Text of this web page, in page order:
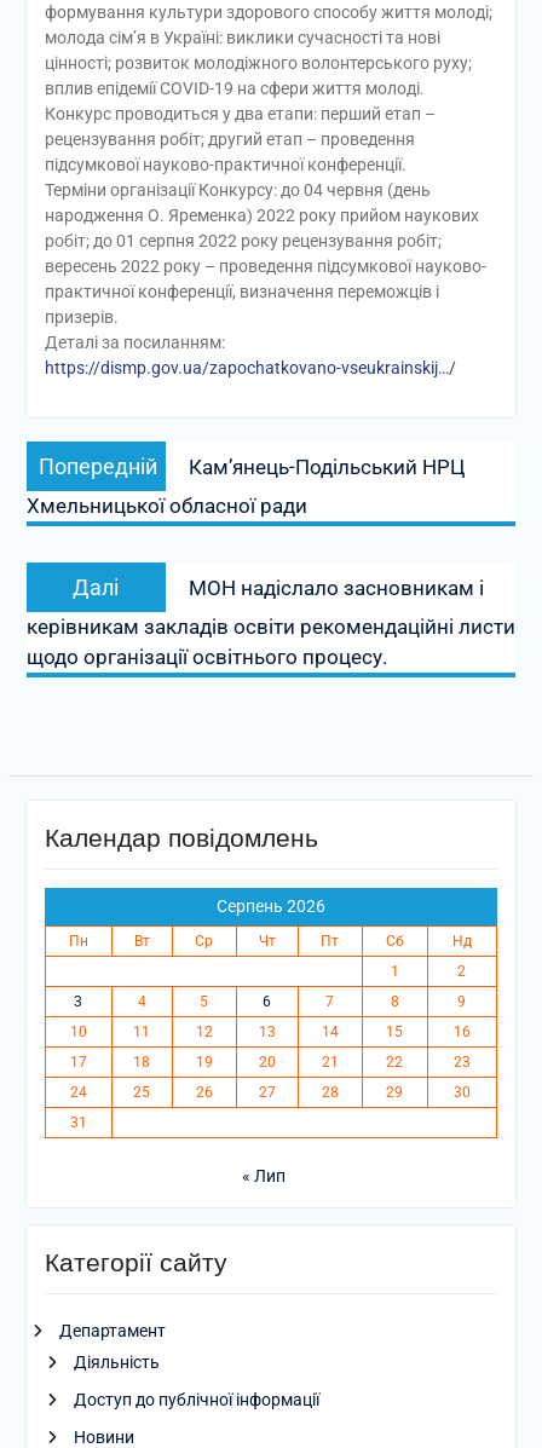
формування культури здорового способу життя молоді;
молода сім’я в Україні: виклики сучасності та нові
цінності; розвиток молодіжного волонтерського руху;
вплив епідемії COVID-19 на сфери життя молоді.
Конкурс проводиться у два етапи: перший етап –
рецензування робіт; другий етап – проведення
підсумкової науково-практичної конференції.
Терміни організації Конкурсу: до 04 червня (день
народження О. Яременка) 2022 року прийом наукових
робіт; до 01 серпня 2022 року рецензування робіт;
вересень 2022 року – проведення підсумкової науково-
практичної конференції, визначення переможців і
призерів.
Деталі за посиланням:
https://dismp.gov.ua/zapochatkovano-vseukrainskij…/
Навігація
записів
Попередній
запис:
Кам’янець-Подільський НРЦ
Хмельницької обласної ради
Далі
запис:
МОН надіслало засновникам і
керівникам закладів освіти рекомендаційні листи
щодо організації освітнього процесу.
Календар повідомлень
Серпень 2026
Пн Вт Ср Чт Пт Сб
Нд
1
2
3
4 5 6 7 8
9
10
11 12 13 14 15
16
17
18 19 20 21 22
23
24
25 26 27 28 29
30
31
« Лип
Категорії сайту
Департамент
Діяльність
Доступ до публічної інформації
Новини